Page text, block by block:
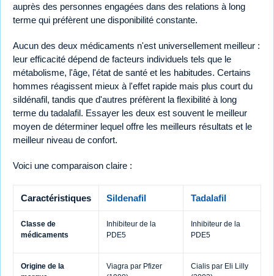
auprès des personnes engagées dans des relations à long
terme qui préfèrent une disponibilité constante.
Aucun des deux médicaments n'est universellement meilleur :
leur efficacité dépend de facteurs individuels tels que le
métabolisme, l'âge, l'état de santé et les habitudes. Certains
hommes réagissent mieux à l'effet rapide mais plus court du
sildénafil, tandis que d'autres préfèrent la flexibilité à long
terme du tadalafil. Essayer les deux est souvent le meilleur
moyen de déterminer lequel offre les meilleurs résultats et le
meilleur niveau de confort.
Voici une comparaison claire :
Caractéristiques Sildenafil Tadalafil
Classe de
médicaments
Inhibiteur de la
PDE5
Inhibiteur de la
PDE5
Origine de la
Viagra par Pfizer
Cialis par Eli Lilly